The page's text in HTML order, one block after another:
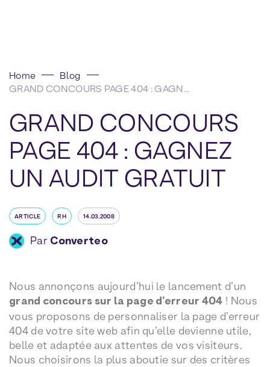
Home
Blog
GRAND CONCOURS PAGE 404 : GAGNEZ UN AUDIT GRATUIT
GRAND CONCOURS
PAGE 404 : GAGNEZ
UN AUDIT GRATUIT
ARTICLE RH 14.03.2008
Par Converteo
Nous annonçons aujourd’hui le lancement d’un
grand concours sur la page d’erreur 404 ! Nous
vous proposons de personnaliser la page d’erreur
404 de votre site web afin qu’elle devienne utile,
belle et adaptée aux attentes de vos visiteurs.
Nous choisirons la plus aboutie sur des critères